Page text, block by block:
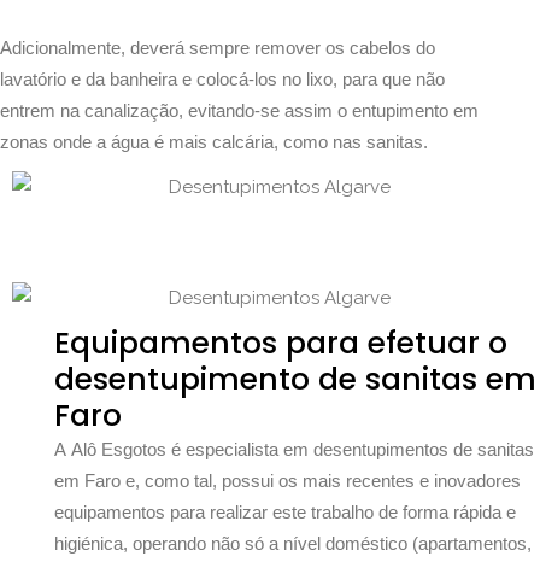
Adicionalmente, deverá sempre remover os cabelos do
lavatório e da banheira e colocá-los no lixo, para que não
entrem na canalização, evitando-se assim o entupimento em
zonas onde a água é mais calcária, como nas sanitas.
Equipamentos para efetuar o
desentupimento de sanitas em
Faro
A Alô Esgotos é especialista em desentupimentos de sanitas
em Faro e, como tal, possui os mais recentes e inovadores
equipamentos para realizar este trabalho de forma rápida e
higiénica, operando não só a nível doméstico (apartamentos,